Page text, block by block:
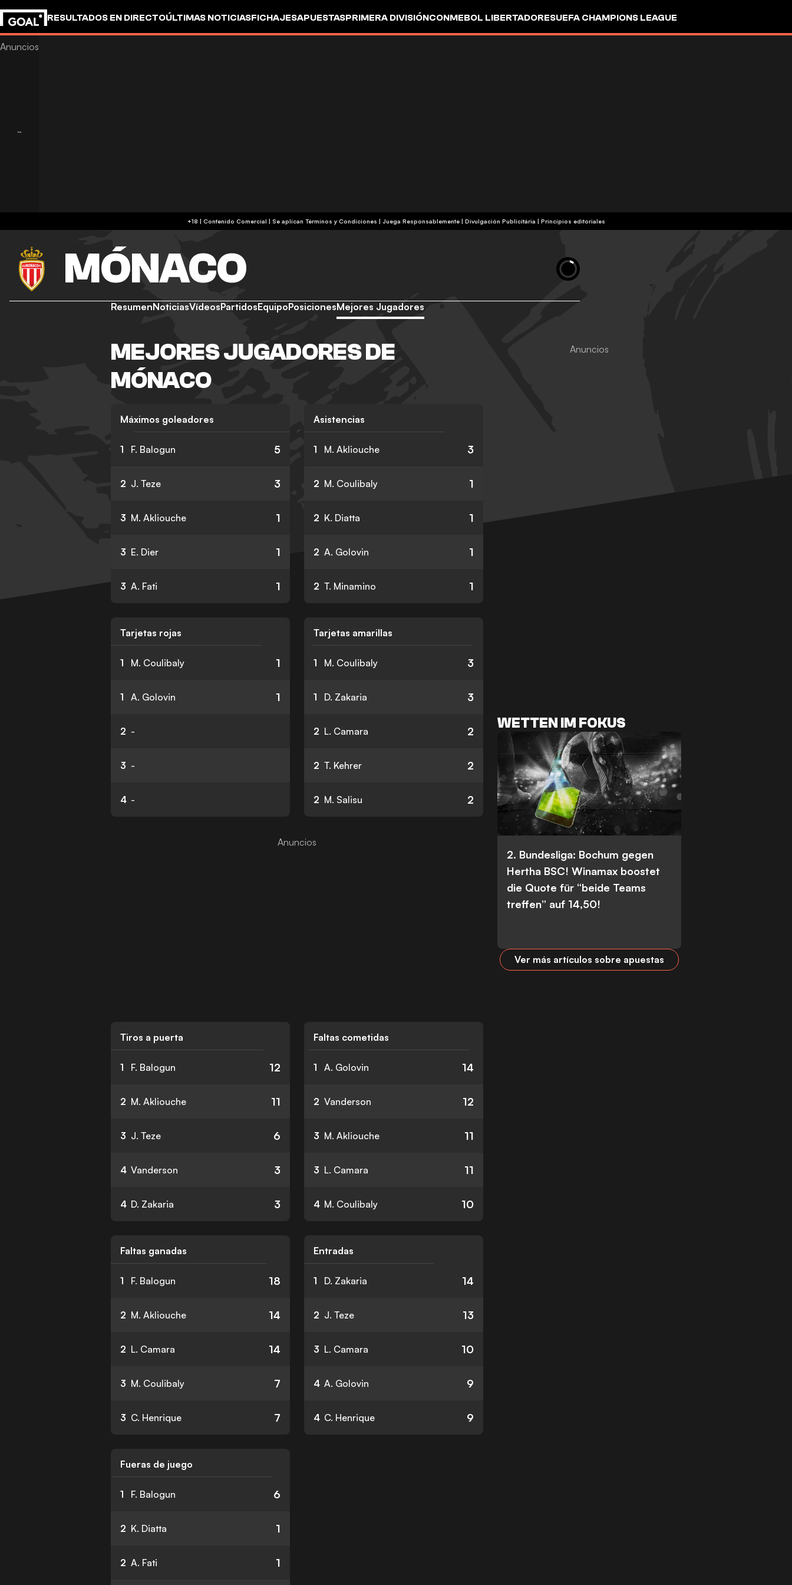
RESULTADOS EN DIRECTOÚLTIMAS NOTICIASFICHAJESAPUESTASPRIMERA DIVISIÓNCONMEBOL LIBERTADORESUEFA CHAMPIONS LEAGUE
+18 | Contenido Comercial | Se aplican Términos y Condiciones | Juega Responsablemente| Divulgación Publicitária | Principios editoriales
MÓNACO
ResumenNoticiasVídeosPartidosEquipoPosicionesMejores Jugadores
MEJORES JUGADORES DE
MÓNACO
Máximos goleadores
1 F. Balogun 5
2 J. Teze 3
3 M. Akliouche 1
3 E. Dier 1
3 A. Fati 1
Asistencias
1 M. Akliouche 3
2 M. Coulibaly 1
2 K. Diatta 1
2 A. Golovin 1
2 T. Minamino 1
Tarjetas rojas
1 M. Coulibaly 1
1 A. Golovin 1
2 -
3 -
4 -
Tarjetas amarillas
1 M. Coulibaly 3
1 D. Zakaria 3
2 L. Camara 2
2 T. Kehrer 2
2 M. Salisu 2
Tiros a puerta
1 F. Balogun 12
2 M. Akliouche 11
3 J. Teze 6
4 Vanderson 3
4 D. Zakaria 3
Faltas cometidas
1 A. Golovin 14
2 Vanderson 12
3 M. Akliouche 11
3 L. Camara 11
4 M. Coulibaly 10
Faltas ganadas
1 F. Balogun 18
2 M. Akliouche 14
2 L. Camara 14
3 M. Coulibaly 7
3 C. Henrique 7
Entradas
1 D. Zakaria 14
2 J. Teze 13
3 L. Camara 10
4 A. Golovin 9
4 C. Henrique 9
Fueras de juego
1 F. Balogun 6
2 K. Diatta 1
2 A. Fati 1
WETTEN IM FOKUS
2. Bundesliga: Bochum gegen
Hertha BSC! Winamax boostet
die Quote für “beide Teams
treffen” auf 14,50!
Ver más artículos sobre apuestas